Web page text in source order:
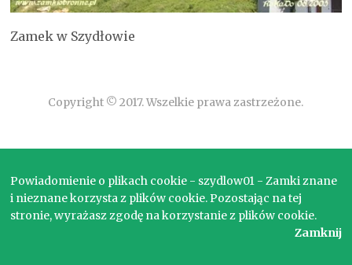
Zamek w Szydłowie
Copyright © 2017. Wszelkie prawa zastrzeżone.
Powiadomienie o plikach cookie - szydlow01 - Zamki znane
i nieznane korzysta z plików cookie. Pozostając na tej
stronie, wyrażasz zgodę na korzystanie z plików cookie.
Zamknij